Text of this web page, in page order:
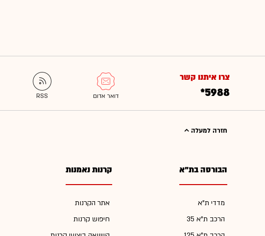
צרו איתנו קשר
*5988
חזרה למעלה
הבורסה בת"א
מדדי ת"א
הרכב ת"א 35
קרנות נאמנות
אתר הקרנות
חיפוש קרנות